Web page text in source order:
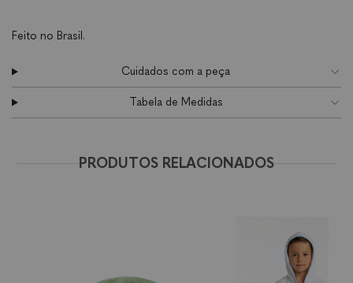
Feito no Brasil.
Cuidados com a peça
Tabela de Medidas
PRODUTOS RELACIONADOS